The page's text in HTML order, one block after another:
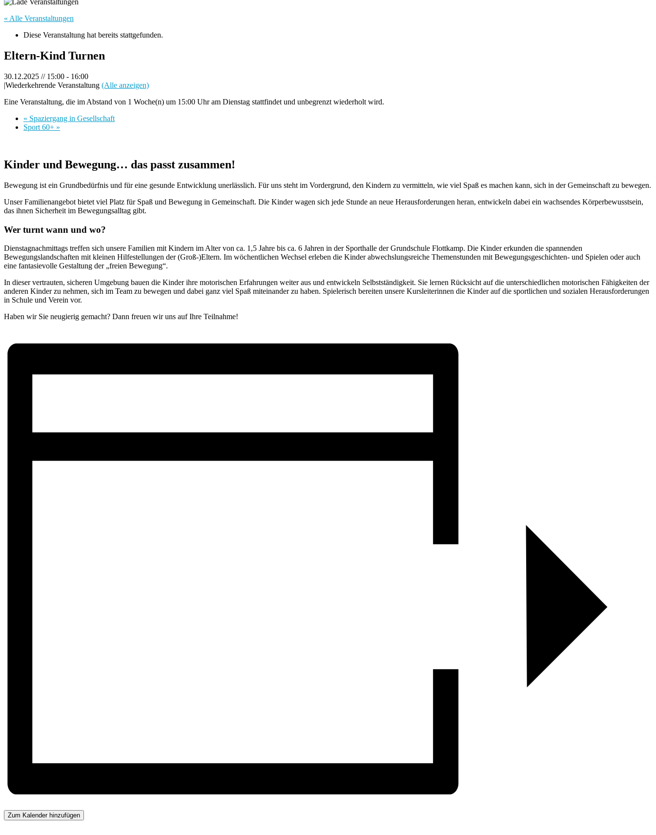
« Alle Veranstaltungen
Diese Veranstaltung hat bereits stattgefunden.
Eltern-Kind Turnen
30.12.2025 // 15:00 - 16:00
|Wiederkehrende Veranstaltung (Alle anzeigen)
Eine Veranstaltung, die im Abstand von 1 Woche(n) um 15:00 Uhr am Dienstag stattfindet und unbegrenzt wiederholt wird.
« Spaziergang in Gesellschaft
Sport 60+ »
Kinder und Bewegung… das passt zusammen!
Bewegung ist ein Grundbedürfnis und für eine gesunde Entwicklung unerlässlich. Für uns steht im Vordergrund, den Kindern zu vermitteln, wie viel Spaß es machen kann, sich in der Gemeinschaft zu bewegen.
Unser Familienangebot bietet viel Platz für Spaß und Bewegung in Gemeinschaft. Die Kinder wagen sich jede Stunde an neue Herausforderungen heran, entwickeln dabei ein wachsendes Körperbewusstsein,
das ihnen Sicherheit im Bewegungsalltag gibt.
Wer turnt wann und wo?
Dienstagnachmittags treffen sich unsere Familien mit Kindern im Alter von ca. 1,5 Jahre bis ca. 6 Jahren in der Sporthalle der Grundschule Flottkamp. Die Kinder erkunden die spannenden
Bewegungslandschaften mit kleinen Hilfestellungen der (Groß-)Eltern. Im wöchentlichen Wechsel erleben die Kinder abwechslungsreiche Themenstunden mit Bewegungsgeschichten- und Spielen oder auch
eine fantasievolle Gestaltung der „freien Bewegung“.
In dieser vertrauten, sicheren Umgebung bauen die Kinder ihre motorischen Erfahrungen weiter aus und entwickeln Selbstständigkeit. Sie lernen Rücksicht auf die unterschiedlichen motorischen Fähigkeiten der
anderen Kinder zu nehmen, sich im Team zu bewegen und dabei ganz viel Spaß miteinander zu haben. Spielerisch bereiten unsere Kursleiterinnen die Kinder auf die sportlichen und sozialen Herausforderungen
in Schule und Verein vor.
Haben wir Sie neugierig gemacht? Dann freuen wir uns auf Ihre Teilnahme!
Zum Kalender hinzufügen